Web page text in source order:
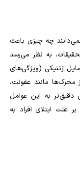
چه چیزی باعث
به نظر می‌رسد
ژنتیکی (ویژگی‌های
مانند عفونت،
دقیق‌تر به این عوامل
علت ابتلای افراد به